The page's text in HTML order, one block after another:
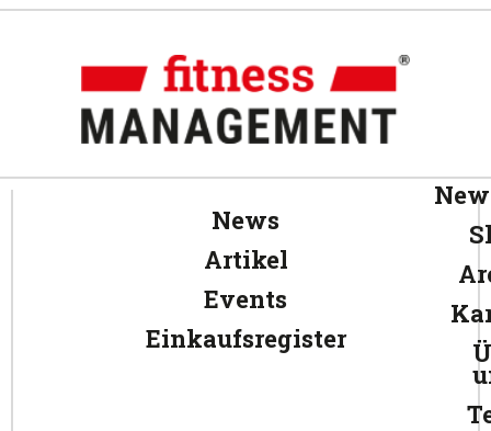
News
Artikel
Events
Einkaufsregister